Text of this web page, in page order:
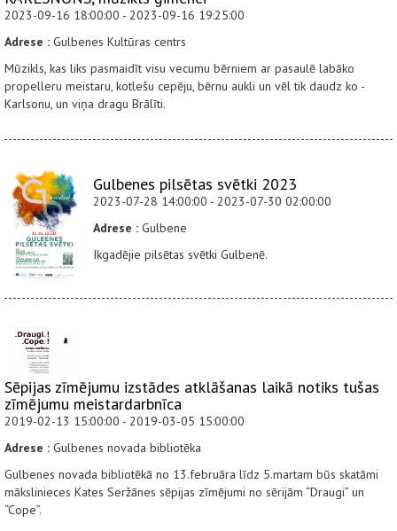
2023-09-16 18:00:00 - 2023-09-16 19:25:00
Adrese : Gulbenes Kultūras centrs
Mūzikls, kas liks pasmaidīt visu vecumu bērniem ar pasaulē labāko
propelleru meistaru, kotlešu cepēju, bērnu aukli un vēl tik daudz ko -
Karlsonu, un viņa dragu Brālīti.
Gulbenes pilsētas svētki 2023
2023-07-28 14:00:00 - 2023-07-30 02:00:00
Adrese : Gulbene
Ikgadējie pilsētas svētki Gulbenē.
Sēpijas zīmējumu izstādes atklāšanas laikā notiks tušas
zīmējumu meistardarbnīca
2019-02-13 15:00:00 - 2019-03-05 15:00:00
Adrese : Gulbenes novada bibliotēka
Gulbenes novada bibliotēkā no 13.februāra līdz 5.martam būs skatāmi
mākslinieces Kates Seržānes sēpijas zīmējumi no sērijām “Draugi” un
“Cope”.